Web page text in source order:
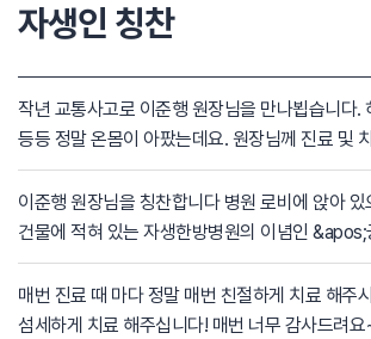
자생인 칭찬
작년 교통사고로 이준행 원장님을 만나뵙습니다.
등등 정말 온몸이 아팠는데요. 원장님께 진료 및
완치했습니다😁 자주뵈면 안되겠지만??? 아프면
찾아뵐게요👍 강남의 화타 이준행 원장님 최고입
이준행 원장님을 칭찬합니다 병원 로비에 앉아 있으면 건너편
건물에 적혀 있는 자생한방병원의 이념인 &apos;
(窮恤之心)&apos;이라는 문구가 눈에 들어옵니
사람을 가엾게 여기고 돕고자 하는 마음이라는 뜻
있는데, 진료를 받으며 느낀 이준행 원장님의 모습
매번 진료 때 마다 정말 매번 친절하게 치료 해주
섬세하게 치료 해주십니다! 매번 너무 감사드려